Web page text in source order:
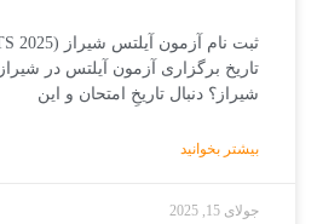
تاریخ برگزاری آزمون آیلتس در
شیراز؟ دنبال تاریخِ امتحان و این
بیشتر بخوانید
جولای 15, 2025